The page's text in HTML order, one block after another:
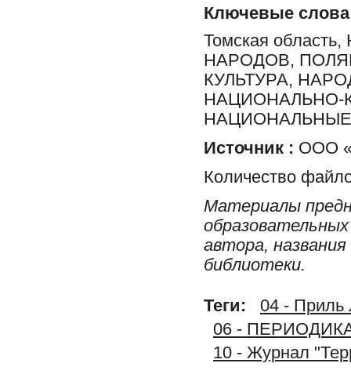
Ключевые слова
Томская
НАРОДОВ,
КУЛЬТУРА,
НАЦИОНАЛЬНО-
Источник : ООО
Количество
Материалы
автора,
библиотеки.
Теги:
04 - Приль
06 -
10 - Журнал